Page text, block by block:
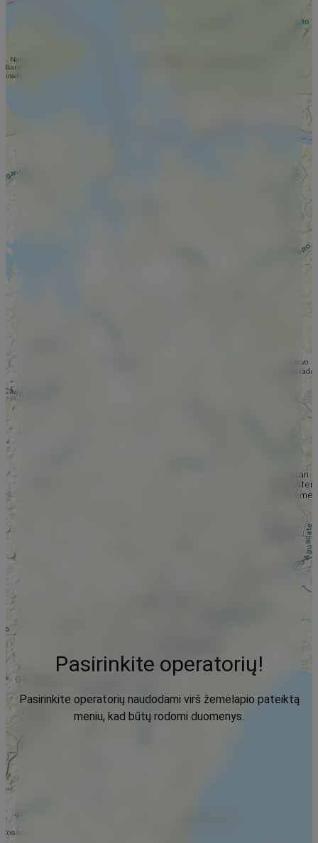
Pasirinkite operatorių!
Pasirinkite operatorių naudodami virš žemėlapio pateiktą
meniu, kad būtų rodomi duomenys.